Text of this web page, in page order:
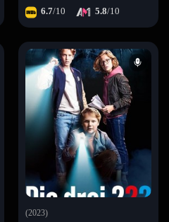
6.7/10 5.8/10
(2023)